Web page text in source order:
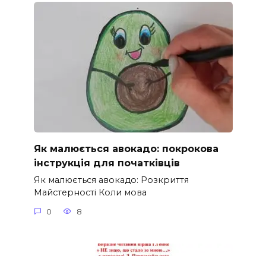
Як малюється авокадо: покрокова
інструкція для початківців
Як малюється авокадо: Розкриття
Майстерності Коли мова
0 8